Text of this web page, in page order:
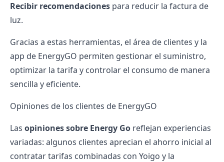
Recibir recomendaciones para reducir la factura de
luz.
Gracias a estas herramientas, el área de clientes y la
app de EnergyGO permiten gestionar el suministro,
optimizar la tarifa y controlar el consumo de manera
sencilla y eficiente.
Opiniones de los clientes de EnergyGO
Las opiniones sobre Energy Go reflejan experiencias
variadas: algunos clientes aprecian el ahorro inicial al
contratar tarifas combinadas con Yoigo y la